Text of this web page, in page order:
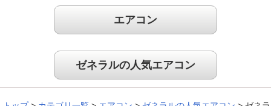
エアコン
ゼネラルの人気エアコン